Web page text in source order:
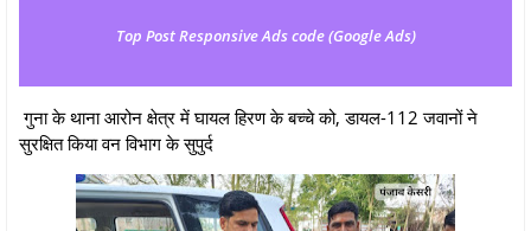
Top Post Responsive Ads code (Google Ads)
गुना के थाना आरोन क्षेत्र में घायल हिरण के बच्चे को, डायल-112 जवानों ने
सुरक्षित किया वन विभाग के सुपुर्द